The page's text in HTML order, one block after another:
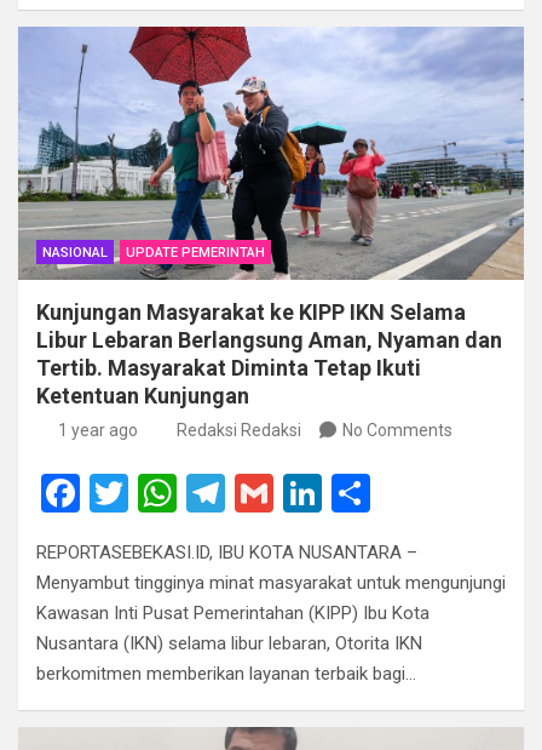
k
p
NASIONAL UPDATE PEMERINTAH
Kunjungan Masyarakat ke KIPP IKN Selama
Libur Lebaran Berlangsung Aman, Nyaman dan
Tertib. Masyarakat Diminta Tetap Ikuti
Ketentuan Kunjungan
1 year ago Redaksi Redaksi No Comments
F
ce
b
o
o
k
T
tt
er
W
at
s
A
p
p
T
e
gr
a
m
G
ail
Li
ke
dI
n
ar
e
REPORTASEBEKASI.ID, IBU KOTA NUSANTARA –
Menyambut tingginya minat masyarakat untuk mengunjungi
Kawasan Inti Pusat Pemerintahan (KIPP) Ibu Kota
Nusantara (IKN) selama libur lebaran, Otorita IKN
berkomitmen memberikan layanan terbaik bagi…